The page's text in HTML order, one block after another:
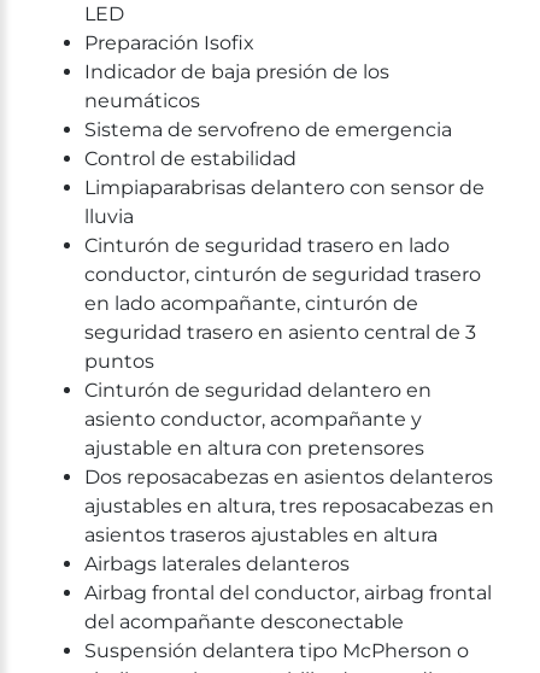
LED
Preparación Isofix
Indicador de baja presión de los
neumáticos
Sistema de servofreno de emergencia
Control de estabilidad
Limpiaparabrisas delantero con sensor de
lluvia
Cinturón de seguridad trasero en lado
conductor, cinturón de seguridad trasero
en lado acompañante, cinturón de
seguridad trasero en asiento central de 3
puntos
Cinturón de seguridad delantero en
asiento conductor, acompañante y
ajustable en altura con pretensores
Dos reposacabezas en asientos delanteros
ajustables en altura, tres reposacabezas en
asientos traseros ajustables en altura
Airbags laterales delanteros
Airbag frontal del conductor, airbag frontal
del acompañante desconectable
Suspensión delantera tipo McPherson o